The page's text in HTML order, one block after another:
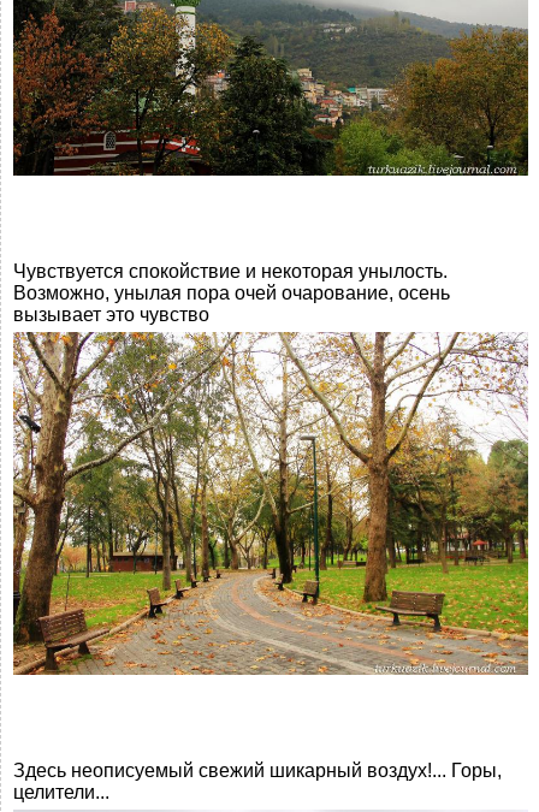
Чувствуется спокойствие и некоторая унылость.
Возможно, унылая пора очей очарование, осень
вызывает это чувство
Здесь неописуемый свежий шикарный воздух!... Горы,
целители...